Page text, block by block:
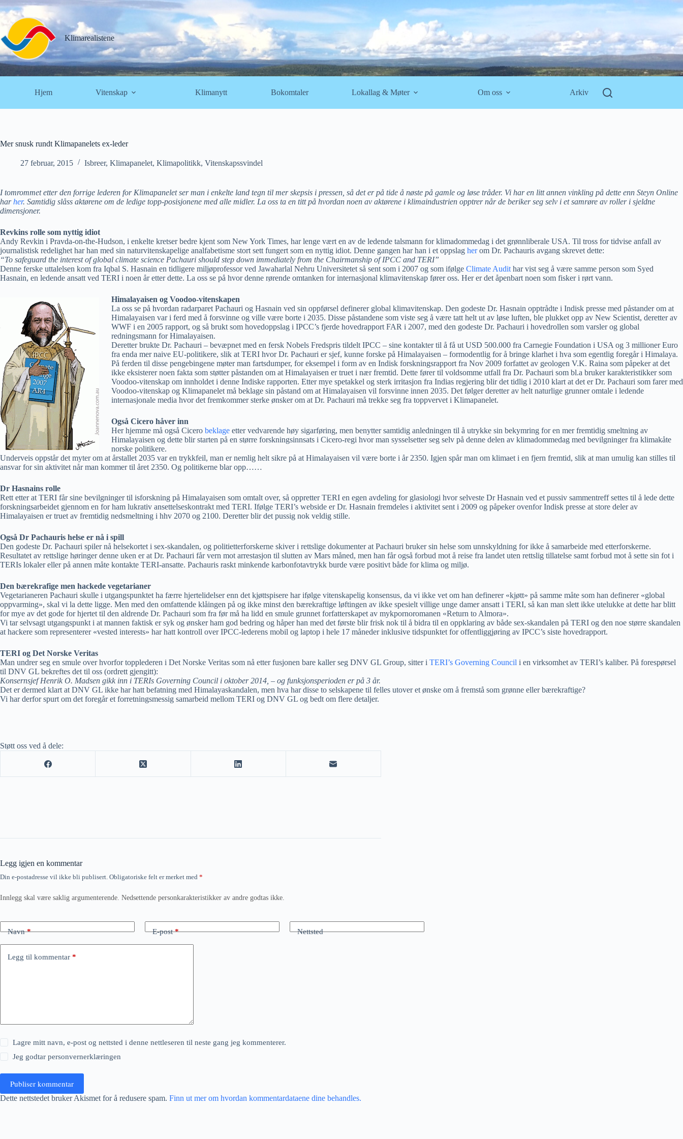
Hopp
til
innholdet
Klimarealistene
Hjem Vitenskap Klimanytt Bokomtaler Lokallag & Møter Om oss Arkiv
Mer snusk rundt Klimapanelets ex-leder
27 februar, 2015 Isbreer, Klimapanelet, Klimapolitikk, Vitenskapssvindel
I tomrommet etter den forrige lederen for Klimapanelet ser man i enkelte land tegn til mer skepsis i pressen, så det er på tide å nøste på gamle og løse tråder. Vi har en litt annen vinkling på dette enn Steyn Online
harher. Samtidig slåss aktørene om de ledige topp-posisjonene med alle midler. La oss ta en titt på hvordan noen av aktørene i klimaindustrien opptrer når de beriker seg selv i et samrøre av roller i sjeldne
dimensjoner.
Revkins rolle som nyttig idiot
Andy Revkin i Pravda-on-the-Hudson, i enkelte kretser bedre kjent som New York Times, har lenge vært en av de ledende talsmann for klimadommedag i det grønnliberale USA. Til tross for tidvise anfall av
journalistisk redelighet har han med sin naturvitenskapelige analfabetisme stort sett fungert som en nyttig idiot. Denne gangen har han i et oppslag herom Dr. Pachauris avgang skrevet dette:
“To safeguard the interest of global climate science Pachauri should step down immediately from the Chairmanship of IPCC and TERI”
Denne ferske uttalelsen kom fra Iqbal S. Hasnain en tidligere miljøprofessor ved Jawaharlal Nehru Universitetet så sent som i 2007 og som ifølge Climate Audit har vist seg å være samme person som Syed
Hasnain, en ledende ansatt ved TERI i noen år etter dette. La oss se på hvor denne rørende omtanken for internasjonal klimavitenskap fører oss. Her er det åpenbart noen som fisker i rørt vann.
Himalayaisen og Voodoo-vitenskapen
La oss se på hvordan radarparet Pachauri og Hasnain ved sin oppførsel definerer global klimavitenskap. Den godeste Dr. Hasnain opptrådte i Indisk presse med påstander om at
Himalayaisen var i ferd med å forsvinne og ville være borte i 2035. Disse påstandene som viste seg å være tatt helt ut av løse luften, ble plukket opp av New Scientist, deretter av
WWF i en 2005 rapport, og så brukt som hovedoppslag i IPCC’s fjerde hovedrapport FAR i 2007, med den godeste Dr. Pachauri i hovedrollen som varsler og global
redningsmann for Himalayaisen.
Deretter brukte Dr. Pachauri – bevæpnet med en fersk Nobels Fredspris tildelt IPCC – sine kontakter til å få ut USD 500.000 fra Carnegie Foundation i USA og 3 millioner Euro
fra enda mer naive EU-politikere, slik at TERI hvor Dr. Pachauri er sjef, kunne forske på Himalayaisen – formodentlig for å bringe klarhet i hva som egentlig foregår i Himalaya.
På ferden til disse pengebingene møter man fartsdumper, for eksempel i form av en Indisk forskningsrapport fra Nov 2009 forfattet av geologen V.K. Raina som påpeker at det
ikke eksisterer noen fakta som støtter påstanden om at Himalayaisen er truet i nær fremtid. Dette fører til voldsomme utfall fra Dr. Pachauri som bl.a bruker karakteristikker som
Voodoo-vitenskap om innholdet i denne Indiske rapporten. Etter mye spetakkel og sterk irritasjon fra Indias regjering blir det tidlig i 2010 klart at det er Dr. Pachauri som farer med
Voodoo-vitenskap og Klimapanelet må beklage sin påstand om at Himalayaisen vil forsvinne innen 2035. Det følger deretter av helt naturlige grunner omtale i ledende
internasjonale media hvor det fremkommer sterke ønsker om at Dr. Pachauri må trekke seg fra toppvervet i Klimapanelet.
Også Cicero håver inn
Her hjemme må også Cicero beklage etter vedvarende høy sigarføring, men benytter samtidig anledningen til å utrykke sin bekymring for en mer fremtidig smeltning av
Himalayaisen og dette blir starten på en større forskningsinnsats i Cicero-regi hvor man sysselsetter seg selv på denne delen av klimadommedag med bevilgninger fra klimakåte
norske politikere.
Underveis oppstår det myter om at årstallet 2035 var en trykkfeil, man er nemlig helt sikre på at Himalayaisen vil være borte i år 2350. Igjen spår man om klimaet i en fjern fremtid, slik at man umulig kan stilles til
ansvar for sin aktivitet når man kommer til året 2350. Og politikerne blar opp……
Dr Hasnains rolle
Rett etter at TERI får sine bevilgninger til isforskning på Himalayaisen som omtalt over, så oppretter TERI en egen avdeling for glasiologi hvor selveste Dr Hasnain ved et pussiv sammentreff settes til å lede dette
forskningsarbeidet gjennom en for ham lukrativ ansettelseskontrakt med TERI. Ifølge TERI’s webside er Dr. Hasnain fremdeles i aktivitet sent i 2009 og påpeker ovenfor Indisk presse at store deler av
Himalayaisen er truet av fremtidig nedsmeltning i hhv 2070 og 2100. Deretter blir det pussig nok veldig stille.
Også Dr Pachauris helse er nå i spill
Den godeste Dr. Pachauri spiler nå helsekortet i sex-skandalen, og politietterforskerne skiver i rettslige dokumenter at Pachauri bruker sin helse som unnskyldning for ikke å samarbeide med etterforskerne.
Resultatet av rettslige høringer denne uken er at Dr. Pachauri får vern mot arrestasjon til slutten av Mars måned, men han får også forbud mot å reise fra landet uten rettslig tillatelse samt forbud mot å sette sin fot i
TERIs lokaler eller på annen måte kontakte TERI-ansatte. Pachauris raskt minkende karbonfotavtrykk burde være positivt både for klima og miljø.
Den bærekrafige men hackede vegetarianer
Vegetarianeren Pachauri skulle i utgangspunktet ha færre hjertelidelser enn det kjøttspisere har ifølge vitenskapelig konsensus, da vi ikke vet om han definerer «kjøtt» på samme måte som han definerer «global
oppvarming», skal vi la dette ligge. Men med den omfattende klåingen på og ikke minst den bærekraftige løftingen av ikke spesielt villige unge damer ansatt i TERI, så kan man slett ikke utelukke at dette har blitt
for mye av det gode for hjertet til den aldrende Dr. Pachauri som fra før må ha lidd en smule grunnet forfatterskapet av mykpornoromanen «Return to Almora».
Vi tar selvsagt utgangspunkt i at mannen faktisk er syk og ønsker ham god bedring og håper han med det første blir frisk nok til å bidra til en oppklaring av både sex-skandalen på TERI og den noe større skandalen
at hackere som representerer «vested interests» har hatt kontroll over IPCC-lederens mobil og laptop i hele 17 måneder inklusive tidspunktet for offentliggjøring av IPCC’s siste hovedrapport.
TERI og Det Norske Veritas
Man undrer seg en smule over hvorfor topplederen i Det Norske Veritas som nå etter fusjonen bare kaller seg DNV GL Group, sitter i TERI’s Governing Council i en virksomhet av TERI’s kaliber. På forespørsel
til DNV GL bekreftes det til oss (ordrett gjengitt):
Konsernsjef Henrik O. Madsen gikk inn i TERIs Governing Council i oktober 2014, – og funksjonsperioden er på 3 år.
Det er dermed klart at DNV GL ikke har hatt befatning med Himalayaskandalen, men hva har disse to selskapene til felles utover et ønske om å fremstå som grønne eller bærekraftige?
Vi har derfor spurt om det foregår et forretningsmessig samarbeid mellom TERI og DNV GL og bedt om flere detaljer.
Støtt oss ved å dele:
Legg igjen en kommentar
Din e-postadresse vil ikke bli publisert. Obligatoriske felt er merket med *
Innlegg skal være saklig argumenterende. Nedsettende personkarakteristikker av andre godtas ikke.
Navn* E-post* Nettsted
Legg til kommentar *
Lagre mitt navn, e-post og nettsted i denne nettleseren til neste gang jeg kommenterer.
Jeg godtarpersonvernerklæringen
Publiser kommentar
Dette nettstedet bruker Akismet for å redusere spam. Finn ut mer om hvordan kommentardataene dine behandles.